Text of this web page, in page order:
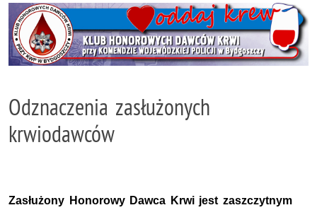
Odznaczenia zasłużonych
krwiodawców
Zasłużony Honorowy Dawca Krwi jest zaszczytnym